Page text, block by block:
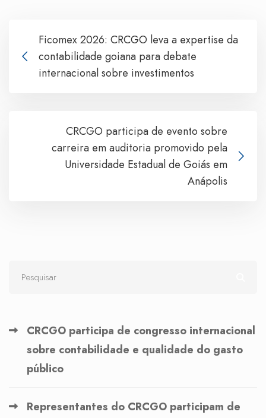
Ficomex 2026: CRCGO leva a expertise da
contabilidade goiana para debate
internacional sobre investimentos
CRCGO participa de evento sobre
carreira em auditoria promovido pela
Universidade Estadual de Goiás em
Anápolis
CRCGO participa de congresso internacional
sobre contabilidade e qualidade do gasto
público
Representantes do CRCGO participam de